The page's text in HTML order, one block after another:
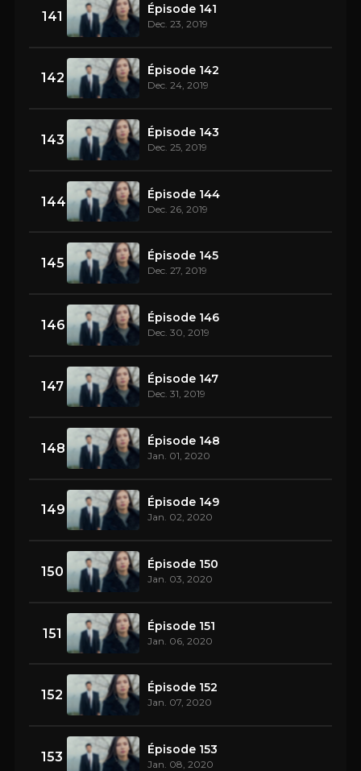
141 Épisode 141
Dec. 23, 2019
142 Épisode 142
Dec. 24, 2019
143 Épisode 143
Dec. 25, 2019
144 Épisode 144
Dec. 26, 2019
145 Épisode 145
Dec. 27, 2019
146 Épisode 146
Dec. 30, 2019
147 Épisode 147
Dec. 31, 2019
148 Épisode 148
Jan. 01, 2020
149 Épisode 149
Jan. 02, 2020
150 Épisode 150
Jan. 03, 2020
151 Épisode 151
Jan. 06, 2020
152 Épisode 152
Jan. 07, 2020
153 Épisode 153
Jan. 08, 2020